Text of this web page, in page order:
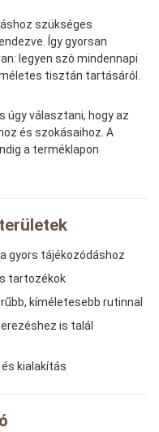
szükséges
Így gyorsan
legyen szó mindennapi
tisztán tartásáról.
úgy választani, hogy az
és szokásaihoz. A
a terméklapon
gyors tájékozódáshoz
tartozékok
kíméletesebb rutinnal
is talál
kialakítás